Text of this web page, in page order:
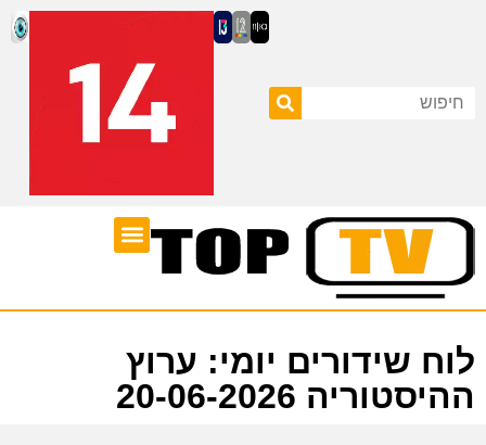
לוח שידורים יומי: ערוץ
ההיסטוריה 20-06-2026